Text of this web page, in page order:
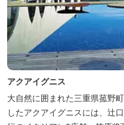
アクアイグニス
大自然に囲まれた三重県菰野
したアクアイグニスには、辻󠄀